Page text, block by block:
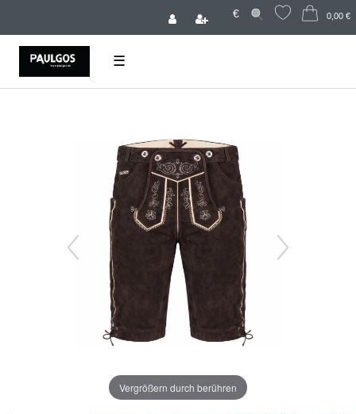
€ 0,00 €
☰
Vergrößern durch berühren